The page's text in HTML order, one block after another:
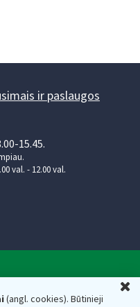
(angl. cookies). Būtinieji
ir paslaugos
15.45.
val. - 12.00 val.
prie Lietuvos